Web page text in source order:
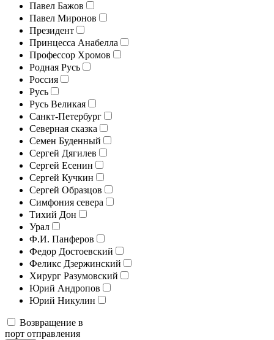
Павел Бажов
Павел Миронов
Президент
Принцесса Анабелла
Профессор Хромов
Родная Русь
Россия
Русь
Русь Великая
Санкт-Петербург
Северная сказка
Семен Буденный
Сергей Дягилев
Сергей Есенин
Сергей Кучкин
Сергей Образцов
Симфония севера
Тихий Дон
Урал
Ф.И. Панферов
Федор Достоевский
Феликс Дзержинский
Хирург Разумовский
Юрий Андропов
Юрий Никулин
Возвращение в
порт отправления